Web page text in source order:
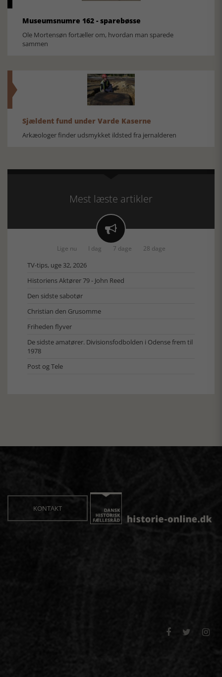
Museumsnumre 162 - sparebøsse
Ole Mortensøn fortæller om, hvordan man sparede
sammen
Sjældent fund under Varde Kaserne
Arkæologer finder udsmykket ildsted fra jernalderen
Mest læste artikler

Lige nu I dag 7 dage 28 dage
TV-tips, uge 32, 2026
Historiens Aktører 79 - John Reed
Den sidste sabotør
Christian den Grusomme
Friheden flyver
De sidste amatører. Divisionsfodbolden i Odense frem til
1978
Post og Tele
KONTAKT
  